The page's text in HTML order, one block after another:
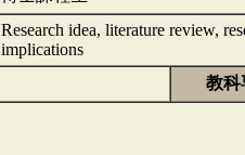
Research idea, literature review,
implications
教科